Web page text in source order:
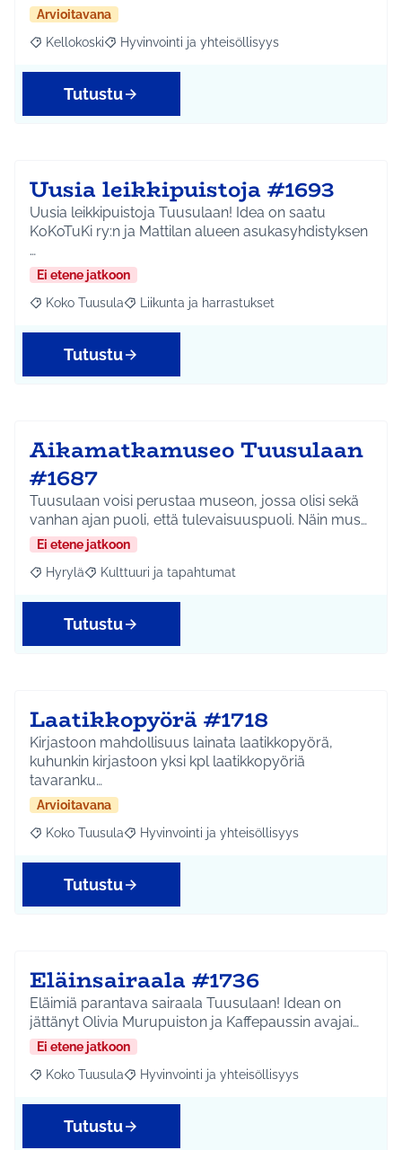
Arvioitavana
Rajaa tulokset aihepiirin mukaan: Kellokoski
Kellokoski Rajaa tulokset teeman mukaan: Hyvinvointi ja
Hyvinvointi ja yhteisöllisyys
Tutustu
Uusia leikkipuistoja #1693
Uusia leikkipuistoja Tuusulaan! Idea on saatu
KoKoTuKi ry:n ja Mattilan alueen asukasyhdistyksen
…
Ei etene jatkoon
Rajaa tulokset aihepiirin mukaan: Koko Tuusula
Koko Tuusula Rajaa tulokset teeman mukaan: Liikunta ja
Liikunta ja harrastukset
Tutustu
Aikamatkamuseo Tuusulaan
#1687
Tuusulaan voisi perustaa museon, jossa olisi sekä
vanhan ajan puoli, että tulevaisuuspuoli. Näin mus…
Ei etene jatkoon
Rajaa tulokset aihepiirin mukaan: Hyrylä
Hyrylä Rajaa tulokset teeman mukaan: Kulttuuri ja
Kulttuuri ja tapahtumat
Tutustu
Laatikkopyörä #1718
Kirjastoon mahdollisuus lainata laatikkopyörä,
kuhunkin kirjastoon yksi kpl laatikkopyöriä
tavaranku…
Arvioitavana
Rajaa tulokset aihepiirin mukaan: Koko Tuusula
Koko Tuusula Rajaa tulokset teeman mukaan: Hyvinvointi ja
Hyvinvointi ja yhteisöllisyys
Tutustu
Eläinsairaala #1736
Eläimiä parantava sairaala Tuusulaan! Idean on
jättänyt Olivia Murupuiston ja Kaffepaussin avajai…
Ei etene jatkoon
Rajaa tulokset aihepiirin mukaan: Koko Tuusula
Koko Tuusula Rajaa tulokset teeman mukaan: Hyvinvointi ja
Hyvinvointi ja yhteisöllisyys
Tutustu